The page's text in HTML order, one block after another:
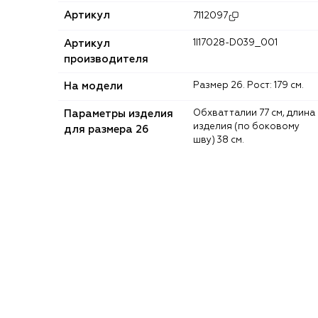
Артикул 7112097
Артикул
производителя
1I17028-D039_001
На модели Размер 26. Рост: 179 см.
Параметры изделия
для размера 26
Обхват талии 77 см, длина
изделия (по боковому
шву) 38 см.